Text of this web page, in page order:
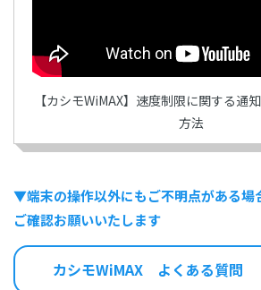
【カシモWiMAX】速度制限に関する通
方法
▼端末の操作以外にもご不明点がある場
ご確認お願いいたします
カシモWiMAX よくある質問